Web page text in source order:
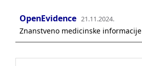
OpenEvidence 21.11.2024.
Znanstveno medicinske informacije